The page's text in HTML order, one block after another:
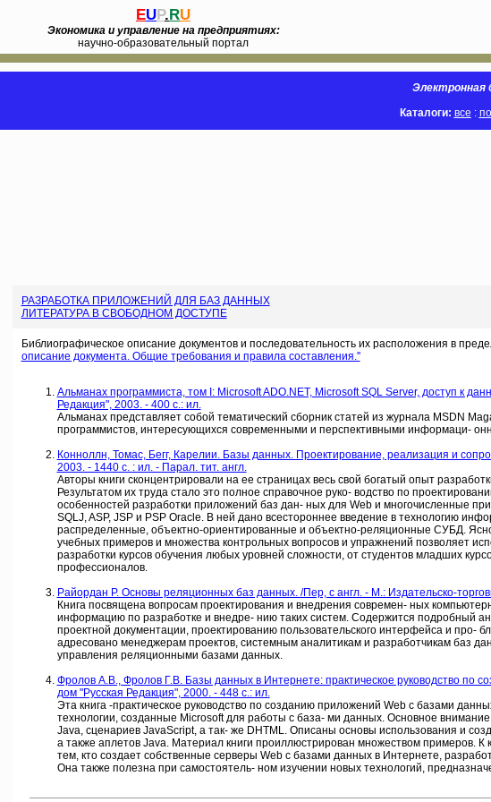
EUP.RU
Экономика и управление на предприятиях:
научно-образовательный портал
Электронная
Каталоги: все :
РАЗРАБОТКА ПРИЛОЖЕНИЙ ДЛЯ БАЗ ДАННЫХ
ЛИТЕРАТУРА В СВОБОДНОМ ДОСТУПЕ
Библиографическое описание документов и последовательность их расположения в
описание документа. Общие требования и правила составления.''
Альманах программиста, том I: Microsoft ADO.NET, Microsoft SQL Server, доступ к
Редакция", 2003. - 400 с.: ил.
Альманах представляет собой тематический сборник статей из журнала MSDN
программистов, интересующихся современными и перспективными информаци-
Конноллн, Томас, Бегг, Карелии. Базы данных. Проектирование, реализация и
2003. - 1440 с. : ил. - Парал. тит. англ.
Авторы книги сконцентрировали на ее страницах весь свой богатый опыт
Результатом их труда стало это полное справочное руко- водство по
особенностей разработки приложений баз дан- ных для Web и многочисленные
SQLJ, ASP, JSP и PSP Oracle. В ней дано всестороннее введение в технологию
распределенные, объектно-ориентированные и объектно-реляционные СУБД.
учебных примеров и множества контрольных вопросов и упражнений позволяет
разработки курсов обучения любых уровней сложности, от студентов младших
профессионалов.
Райордан Р. Основы реляционных баз данных. /Пер, с англ. - М.: Издательско-
Книга посвящена вопросам проектирования и внедрения современ- ных
информацию по разработке и внедре- нию таких систем. Содержится подробный
проектной документации, проектированию пользовательского интерфейса и
адресовано менеджерам проектов, системным аналитикам и разработчикам баз
управления реляционными базами данных.
Фролов А.В., Фролов Г.В. Базы данных в Интернете: практическое руководство по
дом "Русская Редакция", 2000. - 448 с.: ил.
Эта книга -практическое руководство по созданию приложений Web с базами
технологии, созданные Microsoft для работы с база- ми данных. Основное
Java, сценариев JavaScript, а так- же DHTML. Описаны основы использования и
а также аплетов Java. Материал книги проиллюстрирован множеством примеров.
тем, кто создает собственные серверы Web с базами данных в Интернете,
Она также полезна при самостоятель- ном изучении новых технологий,